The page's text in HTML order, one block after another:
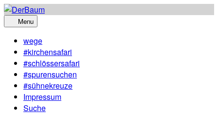
Skip
to
Menu
wege
#kirchensafari
#schlössersafari
#spurensuchen
#sühnekreuze
Impressum
Suche